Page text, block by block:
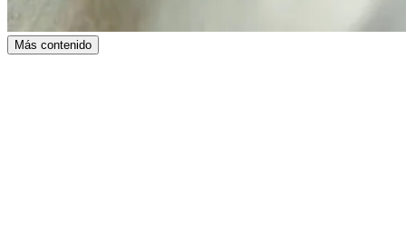
Más contenido